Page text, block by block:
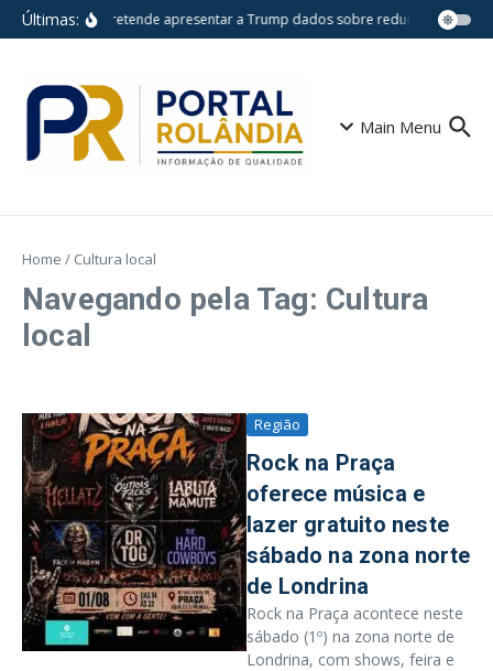
Ir para o conteúdo
Últimas:Lula pretende apresentar a Trump dados sobre redução do
Main Menu
Home / Cultura local
Navegando pela Tag: Cultura
local
Região
Rock na Praça
oferece música e
lazer gratuito neste
sábado na zona norte
de Londrina
Rock na Praça acontece neste
sábado (1º) na zona norte de
Londrina, com shows, feira e